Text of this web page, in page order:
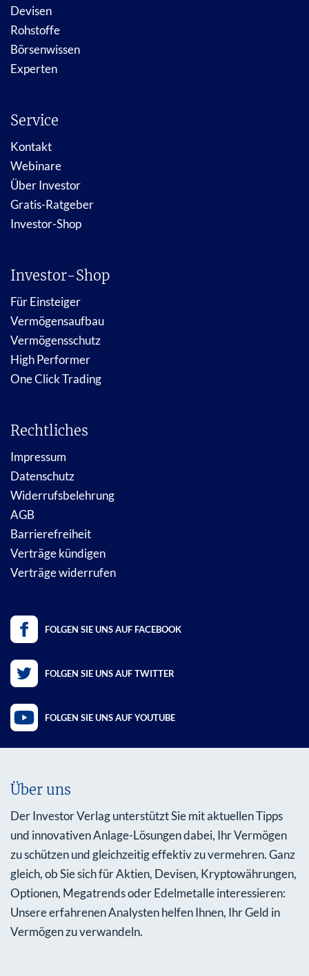
Devisen
Rohstoffe
Börsenwissen
Experten
Service
Kontakt
Webinare
Über Investor
Gratis-Ratgeber
Investor-Shop
Investor-Shop
Für Einsteiger
Vermögensaufbau
Vermögensschutz
High Performer
One Click Trading
Rechtliches
Impressum
Datenschutz
Widerrufsbelehrung
AGB
Barrierefreiheit
Verträge kündigen
Verträge widerrufen
FOLGEN SIE UNS AUF FACEBOOK
FOLGEN SIE UNS AUF TWITTER
FOLGEN SIE UNS AUF YOUTUBE
Über uns
Der Investor Verlag unterstützt Sie mit aktuellen Tipps
und innovativen Anlage-Lösungen dabei, Ihr Vermögen
zu schützen und gleichzeitig effektiv zu vermehren. Ganz
gleich, ob Sie sich für Aktien, Devisen, Kryptowährungen,
Optionen, Megatrends oder Edelmetalle interessieren:
Unsere erfahrenen Analysten helfen Ihnen, Ihr Geld in
Vermögen zu verwandeln.